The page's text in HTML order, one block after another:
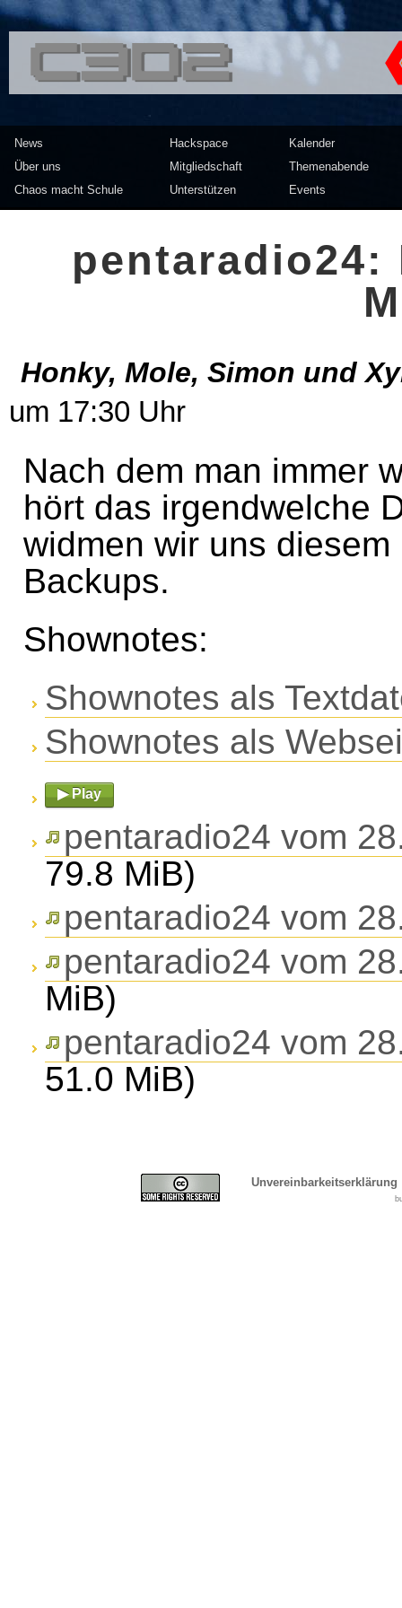
<<</>> Chaos Computer
News
Über uns
Chaos macht Schule
Hackspace
Mitgliedschaft
Unterstützen
Kalender
Themenabende
Events
Honky, Mole, Simon und
um 17:30 Uhr
Nach dem man immer
hört das irgendwelche
widmen wir uns
Backups.
Shownotes:
Shownotes als
Shownotes als
▶ Play
pentaradio24 vom
79.8 MiB)
pentaradio24 vom
pentaradio24 vom
MiB)
pentaradio24 vom
51.0 MiB)
Unvereinbarkeitserklärung